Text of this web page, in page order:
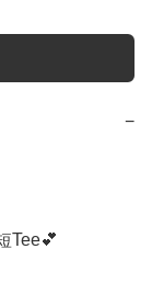
−
Tee💕